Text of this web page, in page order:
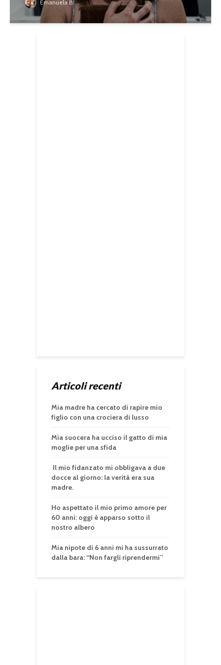
Emanuela B.
Articoli recenti
Mia madre ha cercato di rapire mio
figlio con una crociera di lusso
Mia suocera ha ucciso il gatto di mia
moglie per una sfida
Il mio fidanzato mi obbligava a due
docce al giorno: la verità era sua
madre.
Ho aspettato il mio primo amore per
60 anni: oggi è apparso sotto il
nostro albero
Mia nipote di 6 anni mi ha sussurrato
dalla bara: “Non fargli riprendermi”